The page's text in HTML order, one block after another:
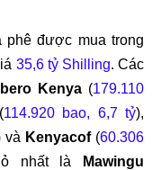
phêđược mua trong
á 35,6 tỷ Shilling. Các
IberoKenya(179.110
114.920 bao, 6,7 tỷ),
và Kenyacof(60.306
ỏ nhất là
Mawingu